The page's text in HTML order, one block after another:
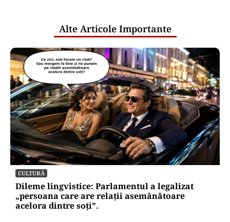
Alte Articole Importante
CULTURĂ
Dileme lingvistice: Parlamentul a legalizat
„persoana care are relații asemănătoare
acelora dintre soți”.